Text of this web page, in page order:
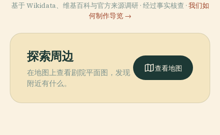
基于 Wikidata、维基百科与官方来源调研 · 经过事实核查 · 我们如
何制作导览 →
探索周边
在地图上查看剧院平面图，发现
附近有什么。
查看地图